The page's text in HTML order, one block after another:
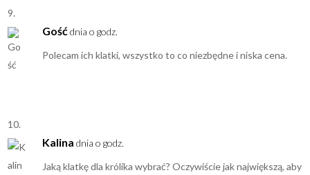
Gośćdnia o godz.
Polecam ich klatki, wszystko to co niezbędne i niska cena.
Kalina dnia o godz.
Jaką klatkę dla królika wybrać? Oczywiście jak największą, aby